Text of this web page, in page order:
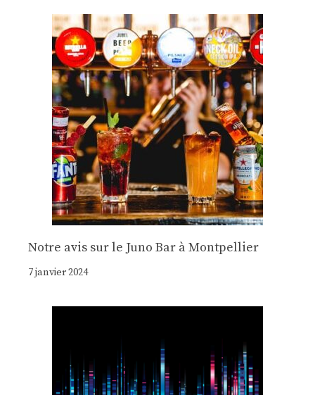
Notre avis sur le Juno Bar à Montpellier
7 janvier 2024